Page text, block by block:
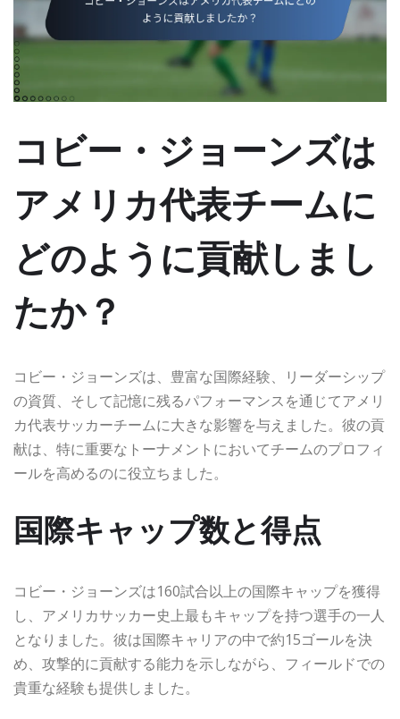
コビー・ジョーンズは
アメリカ代表チームに
どのように貢献しまし
たか？
コビー・ジョーンズは、豊富な国際経験、リーダーシップ
の資質、そして記憶に残るパフォーマンスを通じてアメリ
カ代表サッカーチームに大きな影響を与えました。彼の貢
献は、特に重要なトーナメントにおいてチームのプロフィ
ールを高めるのに役立ちました。
国際キャップ数と得点
コビー・ジョーンズは160試合以上の国際キャップを獲得
し、アメリカサッカー史上最もキャップを持つ選手の一人
となりました。彼は国際キャリアの中で約15ゴールを決
め、攻撃的に貢献する能力を示しながら、フィールドでの
貴重な経験も提供しました。